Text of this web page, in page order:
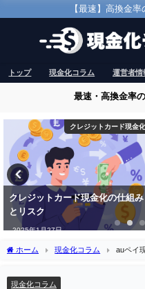
【最速】高換金
トップ 現金化コラム 運営者情
最速・高換金率
注目
ユーウォレット
2025年2月16日
ホーム 現金化コラム
auペイ
現金化コラム